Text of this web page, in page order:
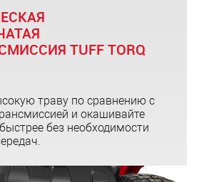
TUFF TORQ
траву по сравнению с
и окашивайте
без необходимости